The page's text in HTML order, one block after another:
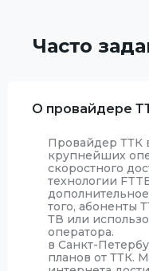
Часто
О провайдере
Провайдер ТТК
крупнейших
скоростного
технологии
того, абоненты
ТВ или
оператора.
в Санкт-
планов от ТТК.